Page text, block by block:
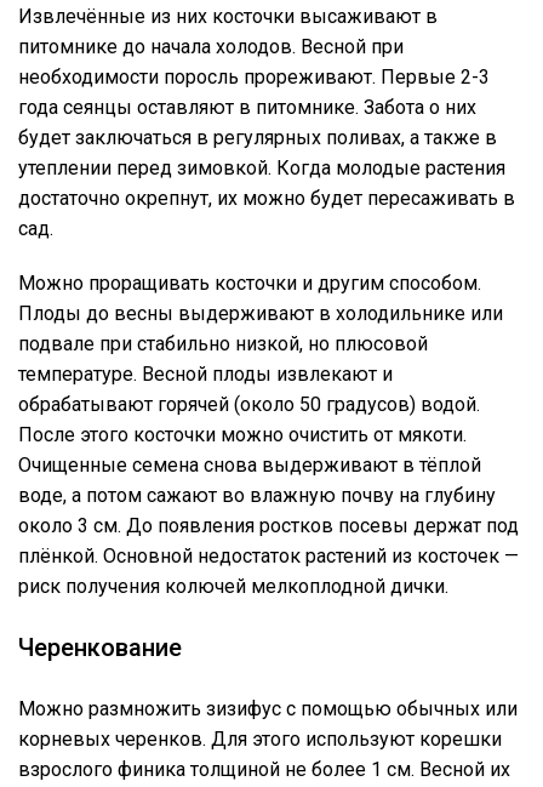
Извлечённые из них косточки высаживают в
питомнике до начала холодов. Весной при
необходимости поросль прореживают. Первые 2-3
года сеянцы оставляют в питомнике. Забота о них
будет заключаться в регулярных поливах, а также в
утеплении перед зимовкой. Когда молодые растения
достаточно окрепнут, их можно будет пересаживать в
сад.
Можно проращивать косточки и другим способом.
Плоды до весны выдерживают в холодильнике или
подвале при стабильно низкой, но плюсовой
температуре. Весной плоды извлекают и
обрабатывают горячей (около 50 градусов) водой.
После этого косточки можно очистить от мякоти.
Очищенные семена снова выдерживают в тёплой
воде, а потом сажают во влажную почву на глубину
около 3 см. До появления ростков посевы держат под
плёнкой. Основной недостаток растений из косточек —
риск получения колючей мелкоплодной дички.
Черенкование
Можно размножить зизифус с помощью обычных или
корневых черенков. Для этого используют корешки
взрослого финика толщиной не более 1 см. Весной их